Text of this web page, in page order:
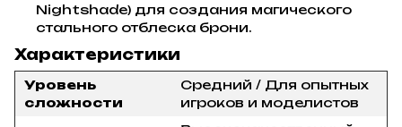
Nightshade) для создания магического
стального отблеска брони.
Характеристики
Уровень
сложности
Средний / Для опытных
игроков и моделистов